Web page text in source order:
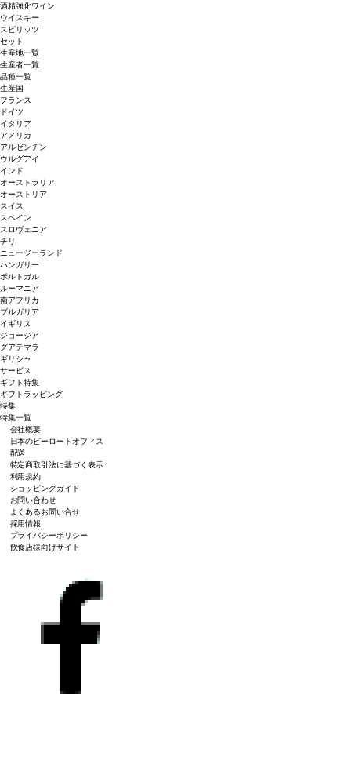
酒精強化ワイン
ウイスキー
スピリッツ
セット
生産地一覧
生産者一覧
品種一覧
生産国
フランス
ドイツ
イタリア
アメリカ
アルゼンチン
ウルグアイ
インド
オーストラリア
オーストリア
スイス
スペイン
スロヴェニア
チリ
ニュージーランド
ハンガリー
ポルトガル
ルーマニア
南アフリカ
ブルガリア
イギリス
ジョージア
グアテマラ
ギリシャ
サービス
ギフト特集
ギフトラッピング
特集
特集一覧
会社概要
日本のピーロートオフィス
配送
特定商取引法に基づく表示
利用規約
ショッピングガイド
お問い合わせ
よくあるお問い合せ
採用情報
プライバシーポリシー
飲食店様向けサイト